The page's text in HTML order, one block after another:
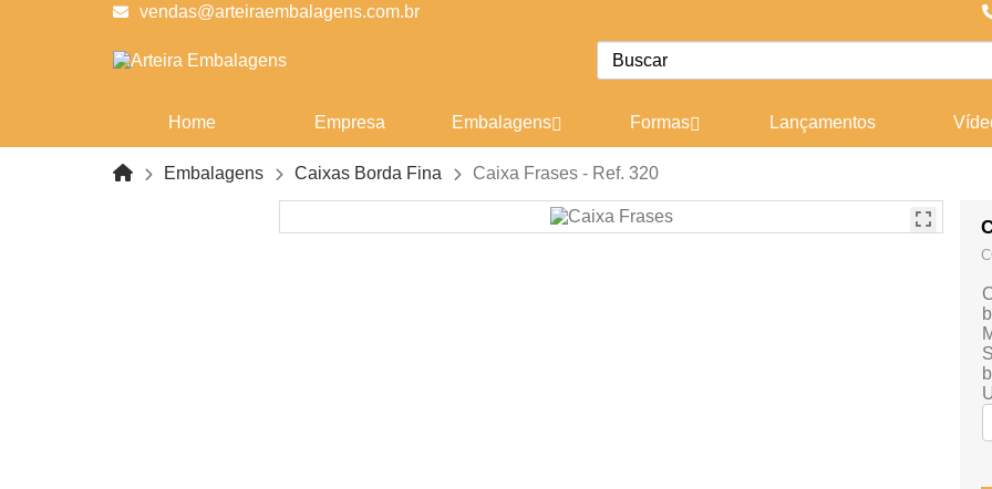
vendas@arteiraembalagens.com.br
Home Empresa Embalagens Formas Lançamentos
Embalagens Caixas Borda Fina Caixa Frases - Ref. 320